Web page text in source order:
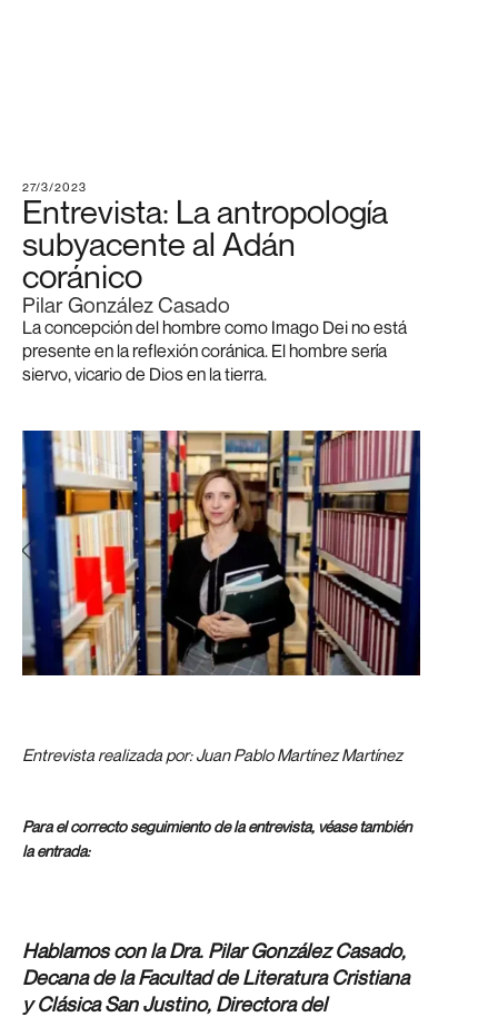
27/3/2023
Entrevista: La antropología
subyacente al Adán
coránico
Pilar González Casado
La concepción del hombre como Imago Dei no está
presente en la reflexión coránica. El hombre sería
siervo, vicario de Dios en la tierra.
Entrevista realizada por: Juan Pablo Martínez Martínez
Para el correcto seguimiento de la entrevista, véase también
la entrada:
Hablamos con la Dra. Pilar González Casado,
Decana de la Facultad de Literatura Cristiana
y Clásica San Justino, Directora del